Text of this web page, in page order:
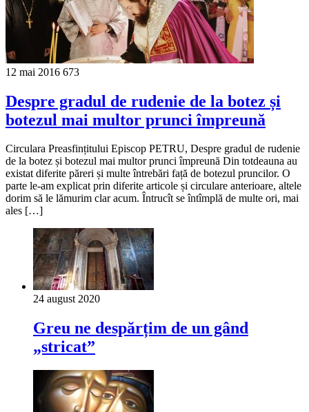
12 mai 2016 673
Despre gradul de rudenie de la botez și
botezul mai multor prunci împreună
Circulara Preasfințitului Episcop PETRU, Despre gradul de rudenie
de la botez și botezul mai multor prunci împreună Din totdeauna au
existat diferite păreri și multe întrebări față de botezul pruncilor. O
parte le-am explicat prin diferite articole și circulare anterioare, altele
dorim să le lămurim clar acum. Întrucît se întîmplă de multe ori, mai
ales […]
24 august 2020
Greu ne despărțim de un gând
„stricat”